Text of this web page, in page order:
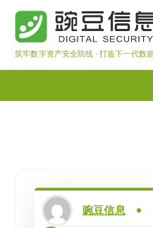
筑牢数字资产安全防线 · 打造下一代数
豌豆信息